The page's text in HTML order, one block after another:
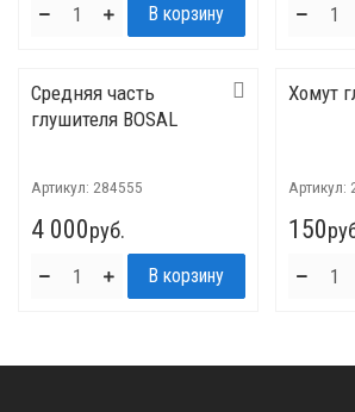
Средняя часть
глушителя BOSAL
Артикул: 284555
4 000руб.
Хомут
Артикул:
150